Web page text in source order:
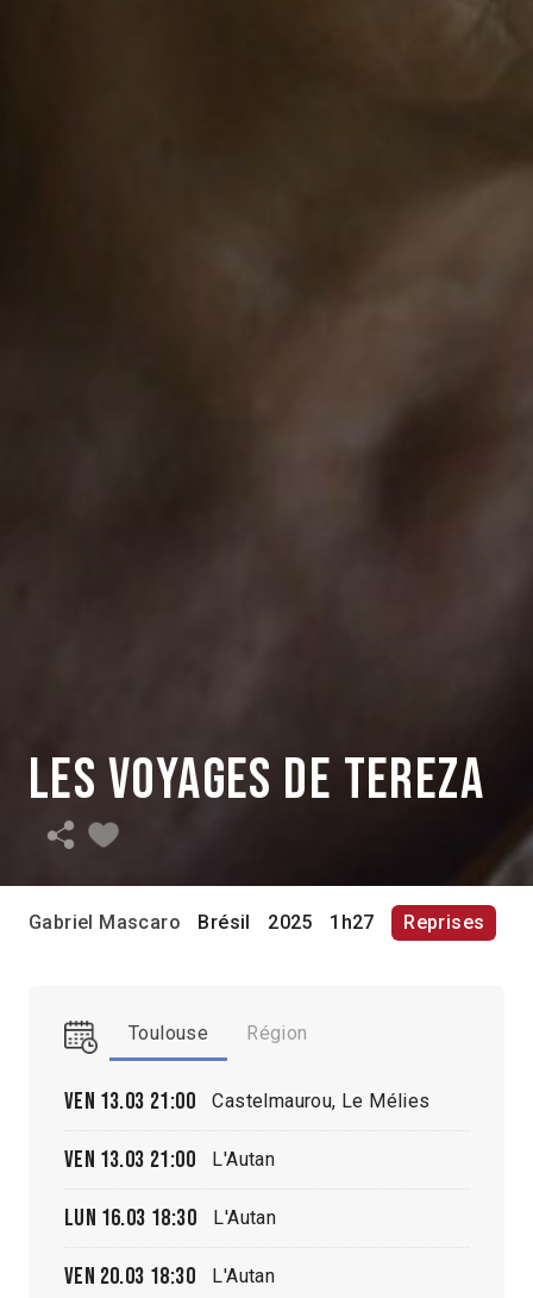
Les voyages de Tereza
Gabriel Mascaro Brésil 2025 1h27 Reprises
Toulouse Région
Ven 13.03 21:00 Castelmaurou, Le Mélies
Ven 13.03 21:00 L'Autan
Lun 16.03 18:30 L'Autan
Ven 20.03 18:30 L'Autan